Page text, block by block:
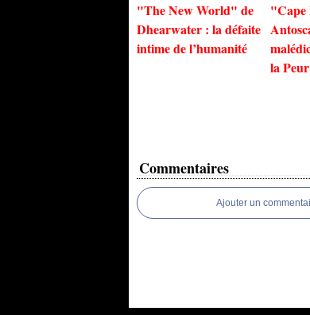
"The New World" de
Dhearwater : la défaite
intime de l’humanité
"Cape
la
Commentaires
Ajouter un